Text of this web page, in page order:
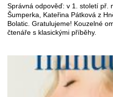
Správná odpověď: v 1. století př.
Šumperka, Kateřina Pátková z
Bolatic. Gratulujeme! Kouzelné
čtenáře s klasickými příběhy.